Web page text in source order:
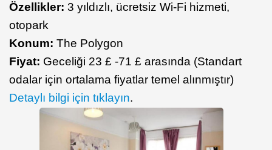
Özellikler: 3 yıldızlı, ücretsiz Wi-Fi hizmeti,
otopark
Konum: The Polygon
Fiyat: Geceliği 23 £ -71 £ arasında (Standart
odalar için ortalama fiyatlar temel alınmıştır)
Detaylı bilgi için tıklayın.